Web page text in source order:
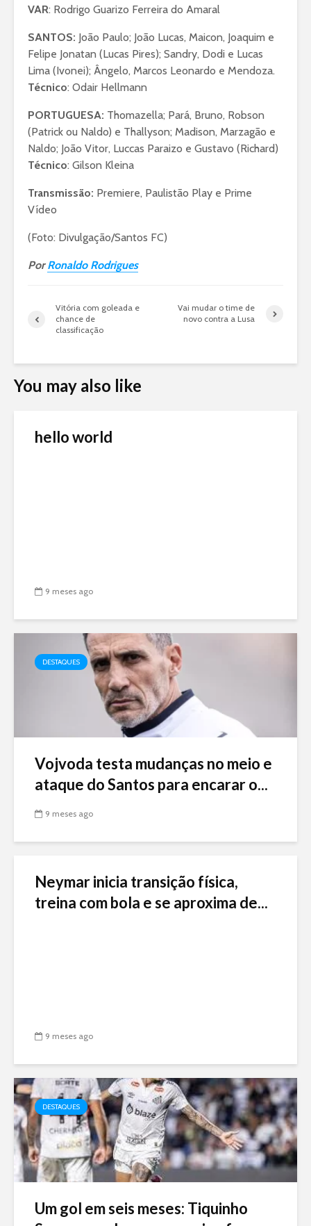
VAR: Rodrigo Guarizo Ferreira do Amaral
SANTOS: João Paulo; João Lucas, Maicon, Joaquim e
Felipe Jonatan (Lucas Pires); Sandry, Dodi e Lucas
Lima (Ivonei); Ângelo, Marcos Leonardo e Mendoza.
Técnico: Odair Hellmann
PORTUGUESA: Thomazella; Pará, Bruno, Robson
(Patrick ou Naldo) e Thallyson; Madison, Marzagão e
Naldo; João Vitor, Luccas Paraizo e Gustavo (Richard)
Técnico: Gilson Kleina
Transmissão: Premiere, Paulistão Play e Prime
Vídeo
(Foto: Divulgação/Santos FC)
PorRonaldo Rodrigues
Vitória com goleada e
chance de
classificação
Vai mudar o time de
novo contra a Lusa
You may also like
hello world
9 meses ago
DESTAQUES
Vojvoda testa mudanças no meio e
ataque do Santos para encarar o...
9 meses ago
Neymar inicia transição física,
treina com bola e se aproxima de...
9 meses ago
DESTAQUES
Um gol em seis meses: Tiquinho